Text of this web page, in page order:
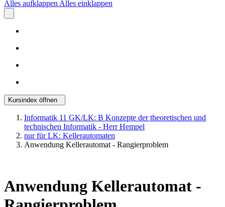
Alles aufklappen Alles einklappen
Kursindex öffnen
Informatik 11 GK/LK: B Konzepte der theoretischen und
technischen Informatik - Herr Hempel
nur für LK: Kellerautomaten
Anwendung Kellerautomat - Rangierproblem
Anwendung Kellerautomat -